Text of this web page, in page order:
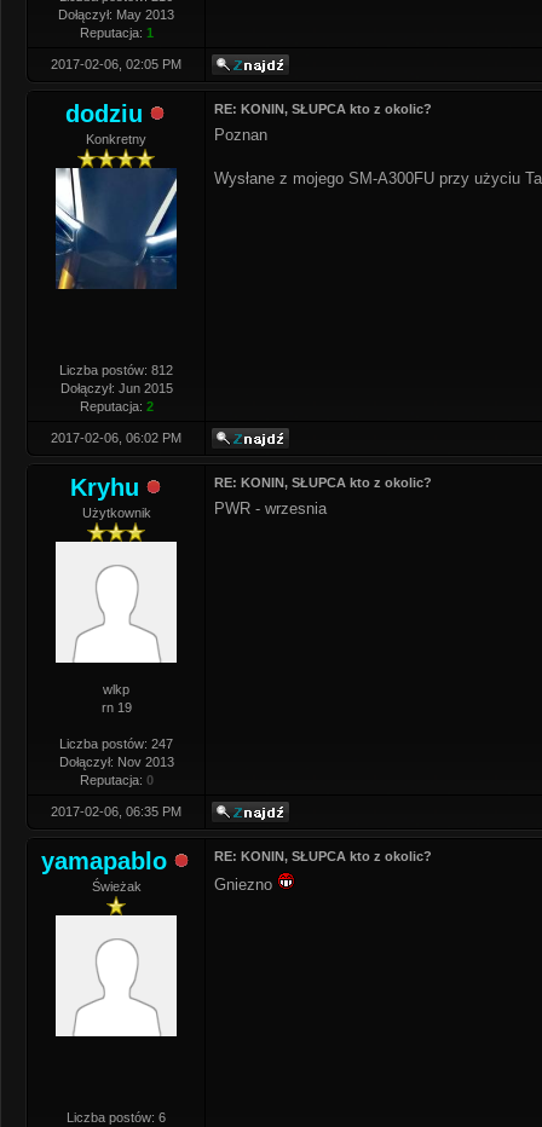
Dołączył: May 2013
Reputacja: 1
2017-02-06, 02:05 PM
dodziu
Konkretny
Liczba postów: 812
Dołączył: Jun 2015
Reputacja: 2
RE: KONIN, SŁUPCA kto z okolic?
Poznan
Wysłane z mojego SM-A300FU przy użyciu
2017-02-06, 06:02 PM
Kryhu
Użytkownik
wlkp
rn 19
Liczba postów: 247
Dołączył: Nov 2013
Reputacja: 0
RE: KONIN, SŁUPCA kto z okolic?
PWR - wrzesnia
2017-02-06, 06:35 PM
yamapablo
Świeżak
Liczba postów: 6
RE: KONIN, SŁUPCA kto z okolic?
Gniezno